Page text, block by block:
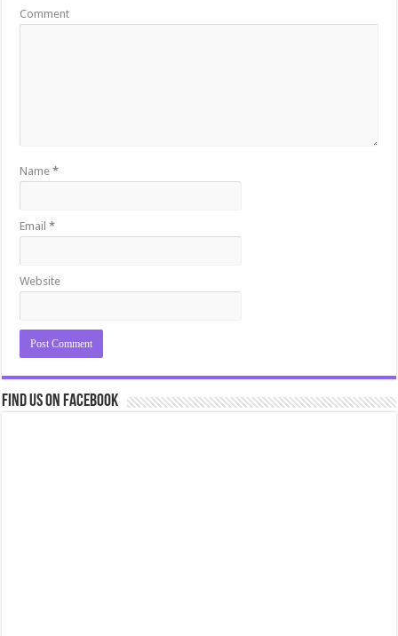
Comment
Name*
Email*
Website
Find us on Facebook